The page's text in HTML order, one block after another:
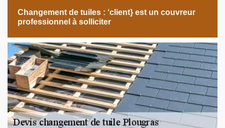
Changement de tuiles : ‘client} est un couvreur
professionnel à solliciter